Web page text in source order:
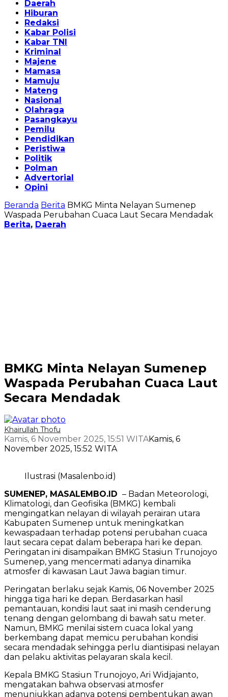
Daerah
Hiburan
Redaksi
Kabar Polisi
Kabar TNI
Kriminal
Majene
Mamasa
Mamuju
Mateng
Nasional
Olahraga
Pasangkayu
Pemilu
Pendidikan
Peristiwa
Politik
Polman
Advertorial
Opini
Beranda Berita BMKG Minta Nelayan Sumenep
Waspada Perubahan Cuaca Laut Secara Mendadak
Berita, Daerah
BMKG Minta Nelayan Sumenep
Waspada Perubahan Cuaca Laut
Secara Mendadak
Khairullah Thofu
Kamis, 6 November 2025, 15:51 WITAKamis, 6
November 2025, 15:52 WITA
Ilustrasi (Masalenbo.id)
SUMENEP, MASALEMBO.ID – Badan Meteorologi,
Klimatologi, dan Geofisika (BMKG) kembali
mengingatkan nelayan di wilayah perairan utara
Kabupaten Sumenep untuk meningkatkan
kewaspadaan terhadap potensi perubahan cuaca
laut secara cepat dalam beberapa hari ke depan.
Peringatan ini disampaikan BMKG Stasiun Trunojoyo
Sumenep, yang mencermati adanya dinamika
atmosfer di kawasan Laut Jawa bagian timur.
Peringatan berlaku sejak Kamis, 06 November 2025
hingga tiga hari ke depan. Berdasarkan hasil
pemantauan, kondisi laut saat ini masih cenderung
tenang dengan gelombang di bawah satu meter.
Namun, BMKG menilai sistem cuaca lokal yang
berkembang dapat memicu perubahan kondisi
secara mendadak sehingga perlu diantisipasi nelayan
dan pelaku aktivitas pelayaran skala kecil.
Kepala BMKG Stasiun Trunojoyo, Ari Widjajanto,
mengatakan bahwa observasi atmosfer
menunjukkan adanya potensi pembentukan awan